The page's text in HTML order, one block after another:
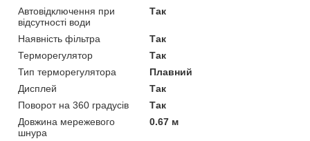
Автовідключення при
відсутності води
Так
Наявність фільтра
Так
Терморегулятор
Так
Тип терморегулятора
Плавний
Дисплей
Так
Поворот на 360 градусів
Так
Довжина мережевого
шнура
0.67 м